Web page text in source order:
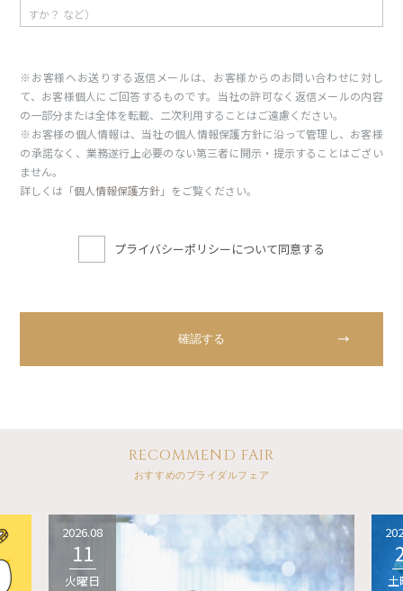
※お客様へお送りする返信メールは、お客様からのお問い合わせに対し
て、お客様個人にご回答するものです。当社の許可なく返信メールの内容
の一部分または全体を転載、二次利用することはご遠慮ください。
※お客様の個人情報は、当社の個人情報保護方針に沿って管理し、お客様
の承諾なく、業務遂行上必要のない第三者に開示・提示することはござい
ません。
詳しくは「個人情報保護方針」をご覧ください。
プライバシーポリシーについて同意する
RECOMMEND FAIR
おすすめのブライダルフェア
2026.08
11
火曜日 土